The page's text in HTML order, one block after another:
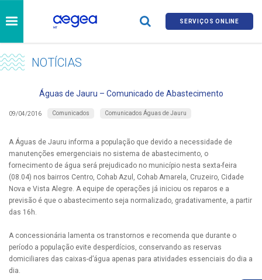
SERVIÇOS ONLINE
NOTÍCIAS
Águas de Jauru – Comunicado de Abastecimento
09/04/2016 Comunicados Comunicados Águas de Jauru
A Águas de Jauru informa a população que devido a necessidade de
manutenções emergenciais no sistema de abastecimento, o
fornecimento de água será prejudicado no município nesta sexta-feira
(08.04) nos bairros Centro, Cohab Azul, Cohab Amarela, Cruzeiro, Cidade
Nova e Vista Alegre. A equipe de operações já iniciou os reparos e a
previsão é que o abastecimento seja normalizado, gradativamente, a partir
das 16h.
A concessionária lamenta os transtornos e recomenda que durante o
período a população evite desperdícios, conservando as reservas
domiciliares das caixas-d’água apenas para atividades essenciais do dia a
dia.